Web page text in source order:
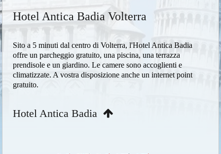
Hotel Antica Badia Volterra
Sito a 5 minuti dal centro di Volterra, l'Hotel Antica Badia
offre un parcheggio gratuito, una piscina, una terrazza
prendisole e un giardino. Le camere sono accoglienti e
climatizzate. A vostra disposizione anche un internet point
gratuito.
Hotel Antica Badia